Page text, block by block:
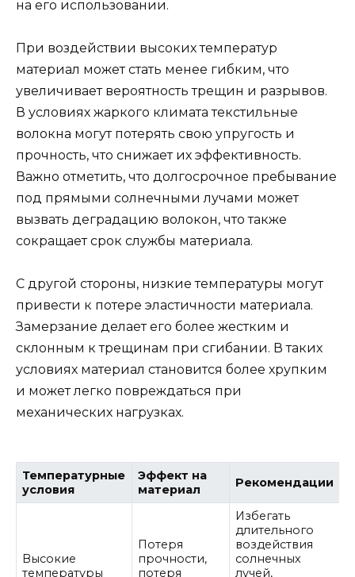
на его использовании.
При воздействии высоких температур
материал может стать менее гибким, что
увеличивает вероятность трещин и разрывов.
В условиях жаркого климата текстильные
волокна могут потерять свою упругость и
прочность, что снижает их эффективность.
Важно отметить, что долгосрочное пребывание
под прямыми солнечными лучами может
вызвать деградацию волокон, что также
сокращает срок службы материала.
С другой стороны, низкие температуры могут
привести к потере эластичности материала.
Замерзание делает его более жестким и
склонным к трещинам при сгибании. В таких
условиях материал становится более хрупким
и может легко повреждаться при
механических нагрузках.
Температурные
условия
Эффект на
материал
Рекомендации
Высокие
температуры
Потеря
прочности,
потеря
Избегать
длительного
воздействия
солнечных
лучей,